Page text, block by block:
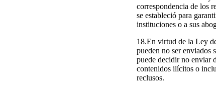
correspondencia de los
se estableció para
instituciones o a sus
18.En virtud de la Ley
pueden no ser enviados
puede decidir no enviar
contenidos ilícitos o
reclusos.